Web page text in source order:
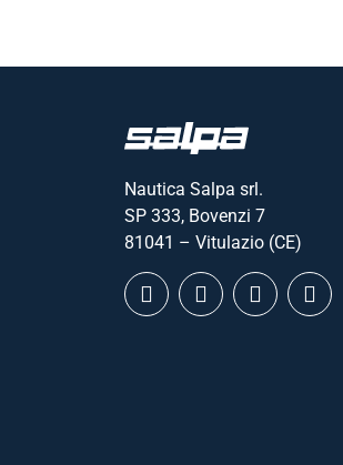
Nautica Salpa srl.
SP 333, Bovenzi 7
81041 – Vitulazio (CE)